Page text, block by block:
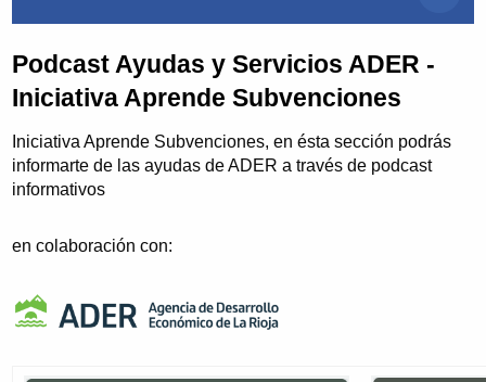
Podcast Ayudas y Servicios ADER -
Iniciativa Aprende Subvenciones
Iniciativa Aprende Subvenciones, en ésta sección podrás
informarte de las ayudas de ADER a través de podcast
informativos
en colaboración con: